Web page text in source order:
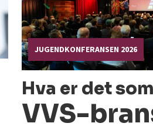
JUGENDKONFERANSEN 2026
Hva er det
VVS-